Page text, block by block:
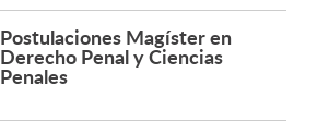
Postulaciones Magíster en
Derecho Penal y Ciencias
Penales